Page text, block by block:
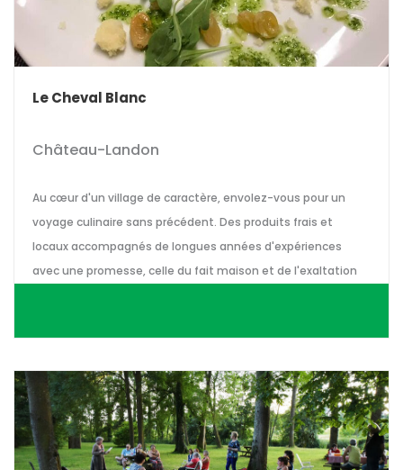
Le Cheval Blanc
Château-Landon
Au cœur d'un village de caractère, envolez-vous pour un
voyage culinaire sans précédent. Des produits frais et
locaux accompagnés de longues années d'expériences
avec une promesse, celle du fait maison et de l'exaltation